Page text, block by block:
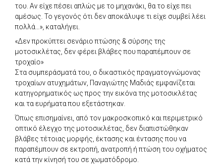
του. Αν είχε πέσει απλώς με το μηχανάκι, θα το είχε πει
αμέσως. Το γεγονός ότι δεν αποκάλυψε τι είχε συμβεί λέει
πολλά…», καταλήγει.
«Δεν προκύπτει σενάριο πτώσης & σύρσης της
μοτοσικλέτας, δεν φέρει βλάβες που παραπέμπουν σε
τροχαίο»
Στα συμπεράσματά του, ο δικαστικός πραγματογνώμονας
τροχαίων ατυχημάτων, Παναγιώτης Μαδιάς εμφανίζεται
κατηγορηματικός ως προς την εικόνα της μοτοσικλέτας
και τα ευρήματα που εξετάστηκαν.
Όπως επισημαίνει, από τον μακροσκοπικό και περιμετρικό
οπτικό έλεγχο της μοτοσικλέτας, δεν διαπιστώθηκαν
βλάβες τέτοιας μορφής, έκτασης και έντασης που να
παραπέμπουν σε εκτροπή, ανατροπή ή πτώση του οχήματος
κατά την κίνησή του σε χωματόδρομο.